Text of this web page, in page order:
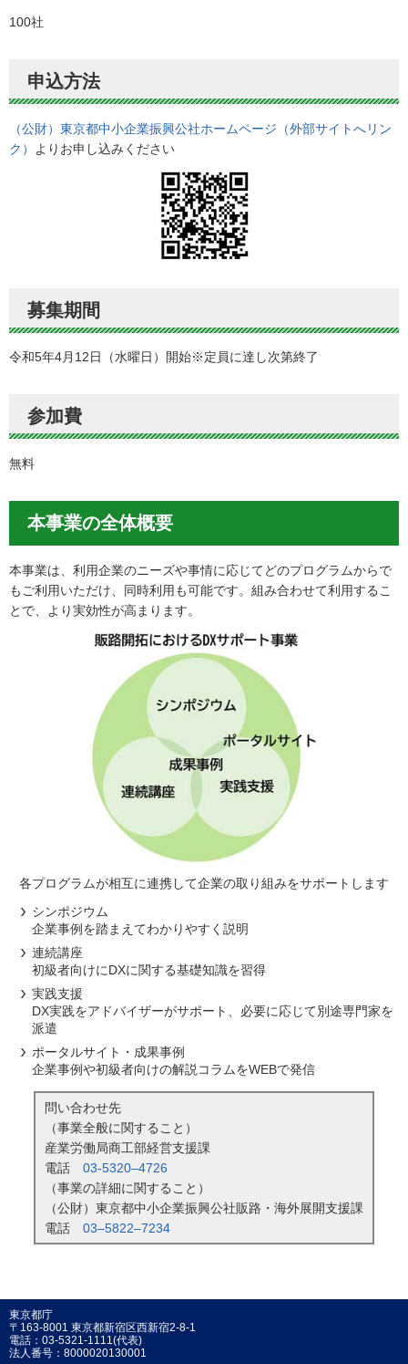
100社
申込方法
（公財）東京都中小企業振興公社ホームページ（外部サイトへリン
ク） よりお申し込みください
募集期間
令和5年4月12日（水曜日）開始※定員に達し次第終了
参加費
無料
本事業の全体概要
本事業は、利用企業のニーズや事情に応じてどのプログラムからで
もご利用いただけ、同時利用も可能です。組み合わせて利用するこ
とで、より実効性が高まります。
各プログラムが相互に連携して企業の取り組みをサポートします
シンポジウム
企業事例を踏まえてわかりやすく説明
連続講座
初級者向けにDXに関する基礎知識を習得
実践支援
DX実践をアドバイザーがサポート、必要に応じて別途専門家を
派遣
ポータルサイト・成果事例
企業事例や初級者向けの解説コラムをWEBで発信
問い合わせ先
（事業全般に関すること）
産業労働局商工部経営支援課
電話 03-5320–4726
（事業の詳細に関すること）
（公財）東京都中小企業振興公社販路・海外展開支援課
電話 03–5822–7234
東京都庁
〒163-8001 東京都新宿区西新宿2-8-1
電話：03-5321-1111(代表)
法人番号：8000020130001